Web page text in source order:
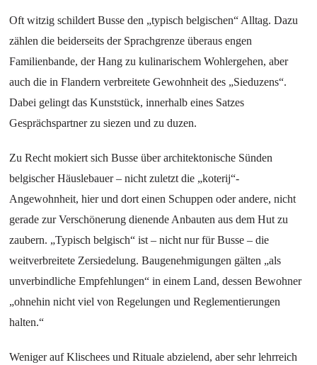
Oft witzig schildert Busse den „typisch belgischen“ Alltag. Dazu
zählen die beiderseits der Sprachgrenze überaus engen
Familienbande, der Hang zu kulinarischem Wohlergehen, aber
auch die in Flandern verbreitete Gewohnheit des „Sieduzens“.
Dabei gelingt das Kunststück, innerhalb eines Satzes
Gesprächspartner zu siezen und zu duzen.
Zu Recht mokiert sich Busse über architektonische Sünden
belgischer Häuslebauer – nicht zuletzt die „koterij“-
Angewohnheit, hier und dort einen Schuppen oder andere, nicht
gerade zur Verschönerung dienende Anbauten aus dem Hut zu
zaubern. „Typisch belgisch“ ist – nicht nur für Busse – die
weitverbreitete Zersiedelung. Baugenehmigungen gälten „als
unverbindliche Empfehlungen“ in einem Land, dessen Bewohner
„ohnehin nicht viel von Regelungen und Reglementierungen
halten.“
Weniger auf Klischees und Rituale abzielend, aber sehr lehrreich